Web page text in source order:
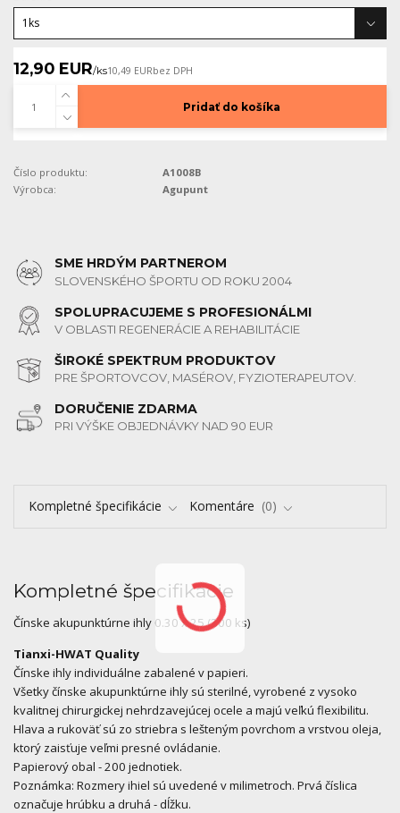
12,90 EUR/ks10,49 EURbez DPH
Pridať do košíka
Číslo produktu:
A1008B
Výrobca:
Agupunt
SME HRDÝM PARTNEROM
SLOVENSKÉHO ŠPORTU OD ROKU 2004
SPOLUPRACUJEME S PROFESIONÁLMI
V OBLASTI REGENERÁCIE A REHABILITÁCIE
ŠIROKÉ SPEKTRUM PRODUKTOV
PRE ŠPORTOVCOV, MASÉROV, FYZIOTERAPEUTOV.
DORUČENIE ZDARMA
PRI VÝŠKE OBJEDNÁVKY NAD 90 EUR
Kompletné špecifikácie Komentáre 0
Kompletné špecifikácie
Čínske akupunktúrne ihly 0.30 x 25 (200 ks)
Tianxi-HWAT Quality
Čínske ihly individuálne zabalené v papieri.
Všetky čínske akupunktúrne ihly sú sterilné, vyrobené z vysoko
kvalitnej chirurgickej nehrdzavejúcej ocele a majú veľkú flexibilitu.
Hlava a rukoväť sú zo striebra s lešteným povrchom a vrstvou oleja,
ktorý zaisťuje veľmi presné ovládanie.
Papierový obal - 200 jednotiek.
Poznámka: Rozmery ihiel sú uvedené v milimetroch. Prvá číslica
označuje hrúbku a druhá - dĺžku.